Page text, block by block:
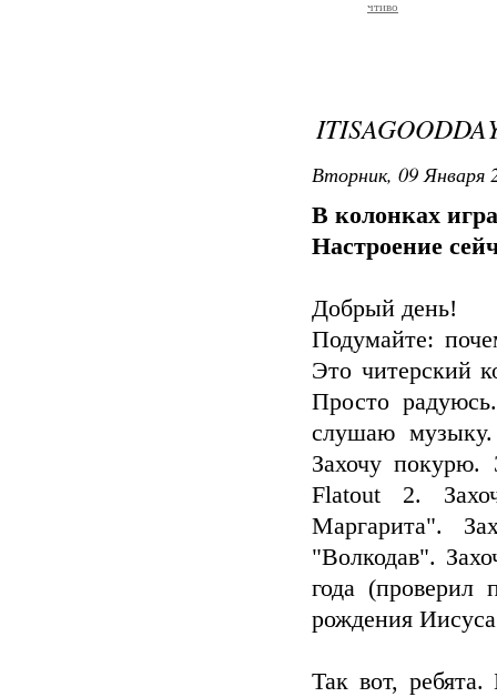
чтиво
Вторник, 09 Января
В колонках
Настроение
Добрый день!
Подумайте:
Это читерский
Просто
слушаю
Захочу
Flatout 2.
Маргарита".
"Волкодав".
года
рождения
Так вот,